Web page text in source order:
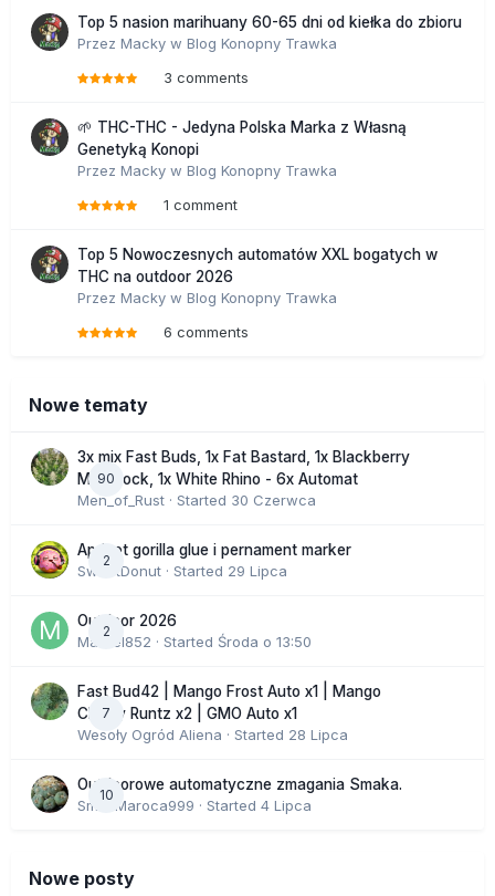
Top 5 nasion marihuany 60-65 dni od kiełka do zbioru
Przez Macky w Blog Konopny Trawka
3 comments
🌱 THC-THC - Jedyna Polska Marka z Własną
Genetyką Konopi
Przez Macky w Blog Konopny Trawka
1 comment
Top 5 Nowoczesnych automatów XXL bogatych w
THC na outdoor 2026
Przez Macky w Blog Konopny Trawka
6 comments
Nowe tematy
90
3x mix Fast Buds, 1x Fat Bastard, 1x Blackberry
Moonrock, 1x White Rhino - 6x Automat
Men_of_Rust · Started 30 Czerwca
2
Apricot gorilla glue i pernament marker
SweetDonut · Started 29 Lipca
2
Outdoor 2026
Marcel852 · Started Środa o 13:50
7
Fast Bud42 | Mango Frost Auto x1 | Mango
Cherry Runtz x2 | GMO Auto x1
Wesoły Ogród Aliena · Started 28 Lipca
10
Outdoorowe automatyczne zmagania Smaka.
SmakMaroca999 · Started 4 Lipca
Nowe posty